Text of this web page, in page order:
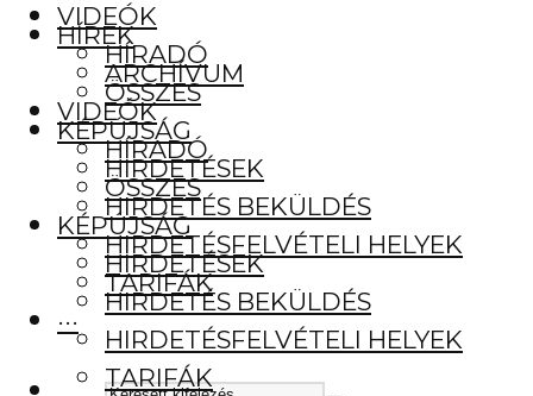
VIDEÓK
HÍRADÓ
ÖSSZES
KÉPÚJSÁG
HIRDETÉSEK
HIRDETÉS BEKÜLDÉS
HIRDETÉSFELVÉTELI HELYEK
TARIFÁK
···
HÍREK
ARCHÍVUM
VIDEÓK
HÍRADÓ
ÖSSZES
KÉPÚJSÁG
HIRDETÉSEK
HIRDETÉS BEKÜLDÉS
HIRDETÉSFELVÉTELI HELYEK
TARIFÁK